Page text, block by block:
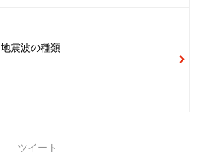
地震波の種類
ツイート